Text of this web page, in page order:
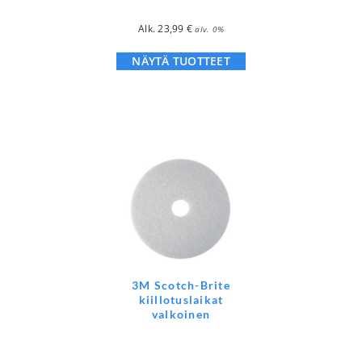
Alk.23,99 € alv. 0%
NÄYTÄ TUOTTEET
3M Scotch-Brite
kiillotuslaikat
valkoinen